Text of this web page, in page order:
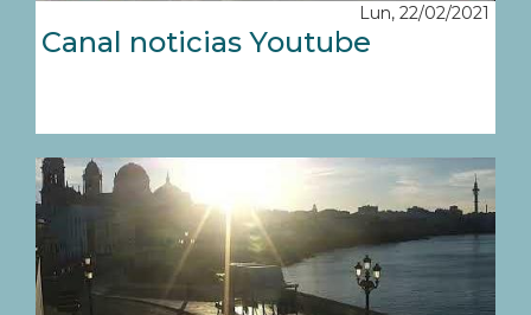
Lun, 22/02/2021
Canal noticias Youtube